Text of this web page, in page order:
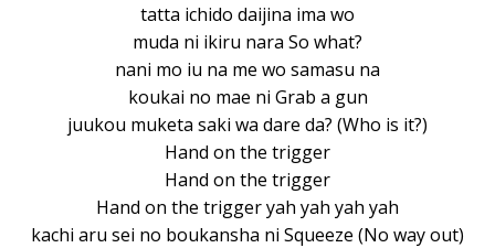
tatta ichido daijina ima wo
muda ni ikiru nara So what?
nani mo iu na me wo samasu na
koukai no mae ni Grab a gun
juukou muketa saki wa dare da? (Who is it?)
Hand on the trigger
Hand on the trigger
Hand on the trigger yah yah yah yah
kachi aru sei no boukansha ni Squeeze (No way out)